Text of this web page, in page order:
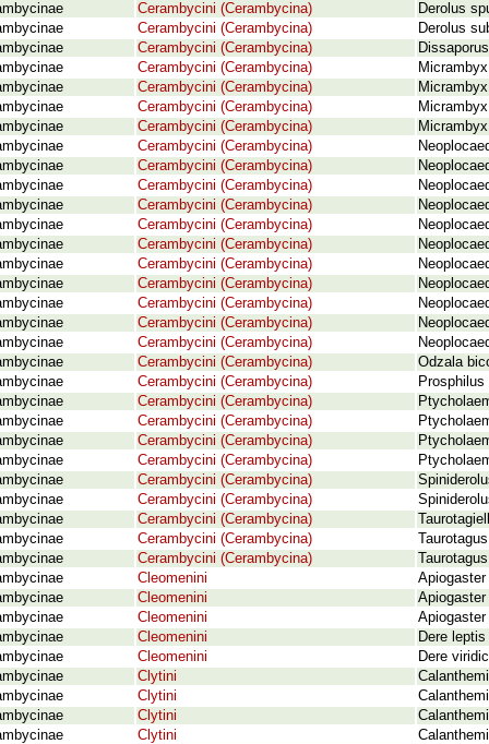
Cerambycini (Cerambycina)
Derolus
Cerambycini (Cerambycina)
Derolus
Cerambycini (Cerambycina)
Cerambycini (Cerambycina)
Cerambycini (Cerambycina)
Cerambycini (Cerambycina)
Cerambycini (Cerambycina)
Cerambycini (Cerambycina)
Cerambycini (Cerambycina)
Cerambycini (Cerambycina)
Cerambycini (Cerambycina)
Cerambycini (Cerambycina)
Cerambycini (Cerambycina)
Cerambycini (Cerambycina)
Cerambycini (Cerambycina)
Cerambycini (Cerambycina)
Cerambycini (Cerambycina)
Cerambycini (Cerambycina)
Cerambycini (Cerambycina)
Odzala
Cerambycini (Cerambycina)
Cerambycini (Cerambycina)
Cerambycini (Cerambycina)
Cerambycini (Cerambycina)
Cerambycini (Cerambycina)
Cerambycini (Cerambycina)
Cerambycini (Cerambycina)
Cerambycini (Cerambycina)
Cerambycini (Cerambycina)
Cerambycini (Cerambycina)
Cleomenini
Cleomenini
Cleomenini
Cleomenini
Dere
Cleomenini
Dere
Clytini
Clytini
Clytini
Clytini